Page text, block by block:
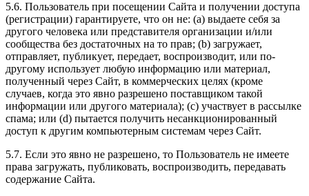
5.6. Пользователь при посещении Сайта и получении доступа
(регистрации) гарантируете, что он не: (a) выдаете себя за
другого человека или представителя организации и/или
сообщества без достаточных на то прав; (b) загружает,
отправляет, публикует, передает, воспроизводит, или по-
другому использует любую информацию или материал,
полученный через Сайт, в коммерческих целях (кроме
случаев, когда это явно разрешено поставщиком такой
информации или другого материала); (c) участвует в рассылке
спама; или (d) пытается получить несанкционированный
доступ к другим компьютерным системам через Сайт.
5.7. Если это явно не разрешено, то Пользователь не имеете
права загружать, публиковать, воспроизводить, передавать
содержание Сайта.